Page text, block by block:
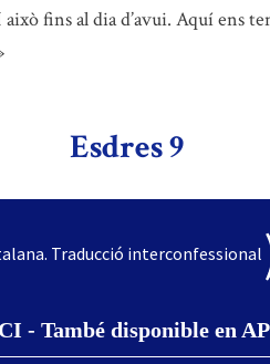
fins al dia d’avui. Aquí ens
Esdres 9
Traducció interconfessional
- També disponible en